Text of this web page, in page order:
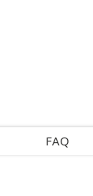
FAQ